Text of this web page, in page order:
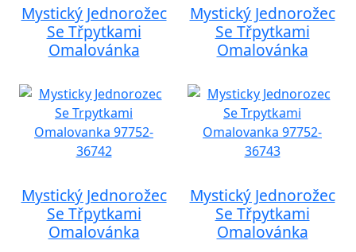
Mystický Jednorožec
Se Třpytkami
Omalovánka
Mystický Jednorožec
Se Třpytkami
Omalovánka
Mystický Jednorožec
Se Třpytkami
Omalovánka
Mystický Jednorožec
Se Třpytkami
Omalovánka